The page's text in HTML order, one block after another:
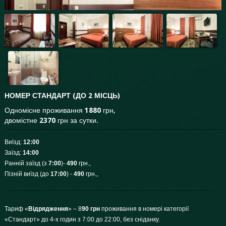
НОМЕР СТАНДАРТ (ДО 2 МІСЦЬ)
Одномісне проживання 1880 грн,
двомістне 2370 грн за сутки.
Виїзд: 12:00
Заїзд: 14:00
Ранній заїзд (з 7:00)- 490 грн.,
Пізній виїзд (до 17:00) - 490 грн.,
Тариф « Відрядження» – 890 грн проживання в номері категорії
«Стандарт» до 4-х годин з 7:00 до 22:00, без сніданку.